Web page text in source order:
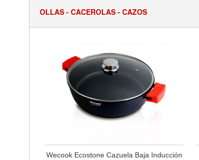
OLLAS - CACEROLAS - CAZOS
Wecook Ecostone Cazuela Baja Inducción